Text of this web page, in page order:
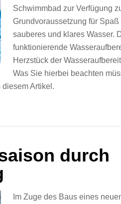
Schwimmbad zur Verfügung
Grundvoraussetzung für
sauberes und klares Wasser.
funktionierende
Herzstück der
Was Sie hierbei beachten
Artikel.
durch
Im Zuge des Baus eines